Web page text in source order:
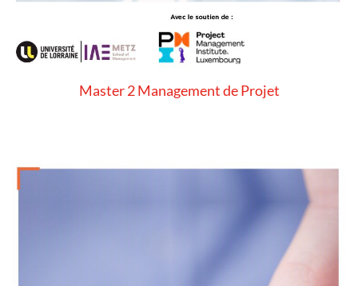
Master 2 Management de Projet